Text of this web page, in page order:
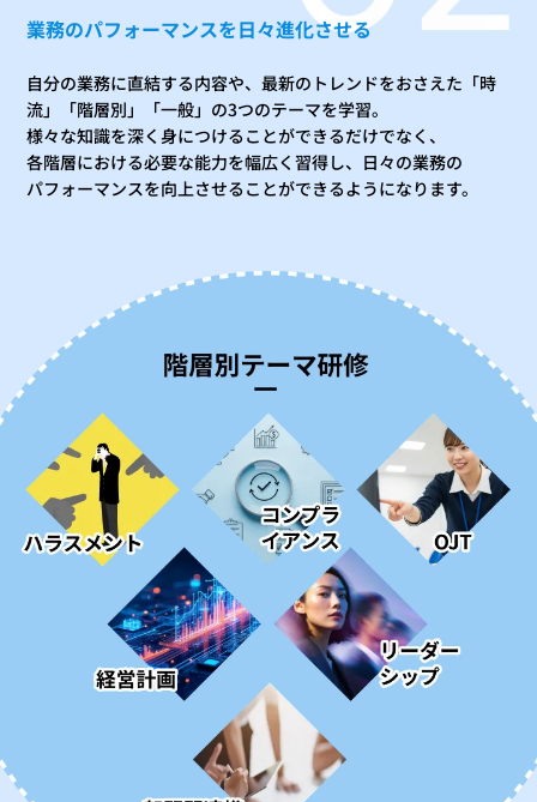
業務のパフォーマンスを日々進化させる
自分の業務に直結する内容や、最新のトレンドをおさえた「時
流」「階層別」「一般」の3つのテーマを学習。
様々な知識を深く身につけることができるだけでなく、
各階層における必要な能力を幅広く習得し、日々の業務の
パフォーマンスを向上させることができるようになります。